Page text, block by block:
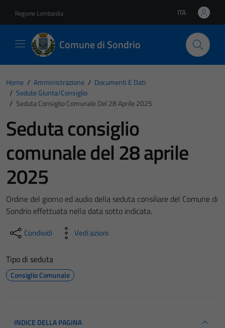
Regione Lombardia Lingua attiva:
ITA
Comune di Sondrio
Home / Amministrazione / Documenti E Dati
/ Sedute Giunta/consiglio
/ Seduta Consiglio Comunale Del 28 Aprile 2025
Seduta consiglio
comunale del 28 aprile
2025
Ordine del giorno ed audio della seduta consiliare del Comune di
Sondrio effettuata nella data sotto indicata.
Condividi Vedi azioni
Tipo di seduta
Consiglio Comunale
INDICE DELLA PAGINA